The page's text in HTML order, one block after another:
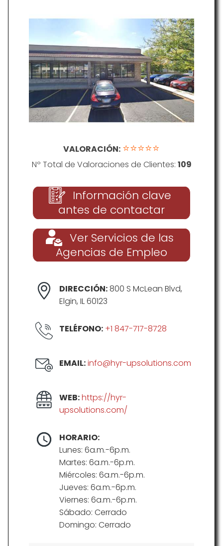
VALORACIÓN: ⭐⭐⭐⭐⭐
Nº Total de Valoraciones de Clientes: 109
Información clave
antes de contactar
Ver Servicios de las
Agencias de Empleo
DIRECCIÓN:800 S McLean Blvd,
Elgin, IL 60123
TELÉFONO: +1 847-717-8728
EMAIL:info@hyr-upsolutions.com
WEB:https://hyr-
upsolutions.com/
HORARIO:
Lunes: 6a.m.-6p.m.
Martes: 6a.m.-6p.m.
Miércoles: 6a.m.-6p.m.
Jueves: 6a.m.-6p.m.
Viernes: 6a.m.-6p.m.
Sábado: Cerrado
Domingo: Cerrado